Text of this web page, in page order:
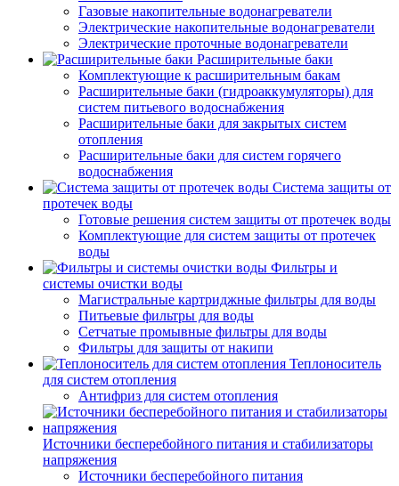
Газовые накопительные водонагреватели
Электрические накопительные водонагреватели
Электрические проточные водонагреватели
Расширительные баки
Комплектующие к расширительным бакам
Расширительные баки (гидроаккумуляторы) для
систем питьевого водоснабжения
Расширительные баки для закрытых систем
отопления
Расширительные баки для систем горячего
водоснабжения
Система защиты от
протечек воды
Готовые решения систем защиты от протечек воды
Комплектующие для систем защиты от протечек
воды
Фильтры и
системы очистки воды
Магистральные картриджные фильтры для воды
Питьевые фильтры для воды
Сетчатые промывные фильтры для воды
Фильтры для защиты от накипи
Теплоноситель
для систем отопления
Антифриз для систем отопления
Источники бесперебойного питания и стабилизаторы
напряжения
Источники бесперебойного питания